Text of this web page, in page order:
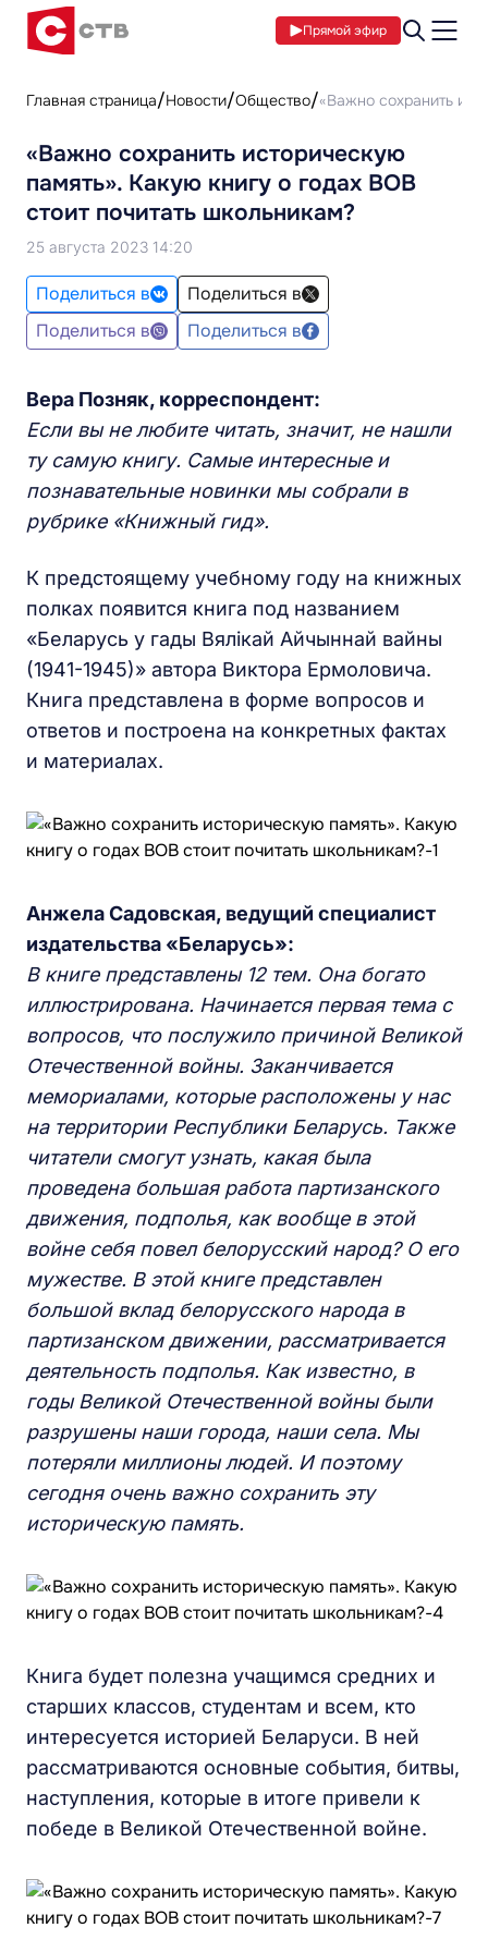
Прямой эфир
Главная страница Новости Общество «Важно сохранить
«Важно сохранить историческую
память». Какую книгу о годах ВОВ
стоит почитать школьникам?
25 августа 2023 14:20
Поделиться в
Поделиться в
Поделиться в
Поделиться в
Вера Позняк, корреспондент:
Если вы не любите читать, значит, не нашли
ту самую книгу. Самые интересные и
познавательные новинкимы собрали в
рубрике «Книжный гид».
К предстоящему учебному году на книжных
полках появится книга под названием
«Беларусь у гады Вялікай Айчыннай вайны
(1941-1945)» автора Виктора Ермоловича.
Книга представлена в форме вопросов и
ответов и построена на конкретных фактах
и материалах.
Анжела Садовская, ведущий специалист
издательства «Беларусь»:
В книге представлены 12 тем. Она богато
иллюстрирована. Начинается первая тема с
вопросов, что послужило причиной Великой
Отечественной войны. Заканчивается
мемориалами, которые расположены у нас
на территории Республики Беларусь. Также
читатели смогут узнать, какая была
проведена большая работа партизанского
движения, подполья, как вообще в этой
войне себя повел белорусскийнарод? О его
мужестве. Вэтой книге представлен
большой вклад белорусскогонарода в
партизанском движении, рассматривается
деятельность подполья. Как известно, в
годы Великой Отечественной войны были
разрушены наши города, наши села. Мы
потеряли миллионы людей. И поэтому
сегодня очень важно сохранить эту
историческую память.
Книга будет полезна учащимся средних и
старших классов, студентам и всем, кто
интересуется историей Беларуси. В ней
рассматриваются основные события, битвы,
наступления, которые в итоге привели к
победе в Великой Отечественной войне.